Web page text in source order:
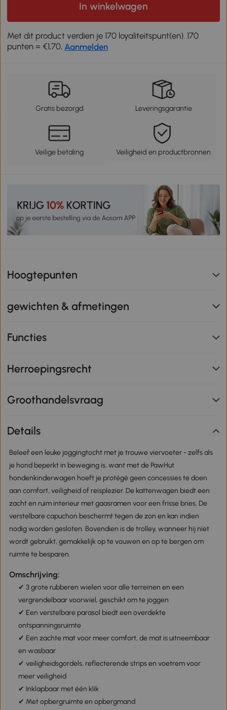
In winkelwagen
Met dit product verdien je 170 loyaliteitspunt(en). 170
punten = €1,70, Aanmelden
Gratis bezorgd Leveringsgarantie
Veilige betaling Veiligheid en productbronnen
Hoogtepunten
gewichten & afmetingen
Functies
Herroepingsrecht
Groothandelsvraag
Details
Beleef een leuke joggingtocht met je trouwe viervoeter - zelfs als
je hond beperkt in beweging is, want met de PawHut
hondenkinderwagen hoeft je protégé geen concessies te doen
aan comfort, veiligheid of reisplezier. De kattenwagen biedt een
zacht en ruim interieur met gaasramen voor een frisse bries. De
verstelbare capuchon beschermt tegen de zon en kan indien
nodig worden gesloten. Bovendien is de trolley, wanneer hij niet
wordt gebruikt, gemakkelijk op te vouwen en op te bergen om
ruimte te besparen.
Omschrijving:
✔ 3 grote rubberen wielen voor alle terreinen en een
vergrendelbaar voorwiel, geschikt om te joggen
✔ Een verstelbare parasol biedt een overdekte
ontspanningsruimte
✔ Een zachte mat voor meer comfort, de mat is uitneembaar
en wasbaar
✔ veiligheidsgordels, reflecterende strips en voetrem voor
meer veiligheid
✔ Inklapbaar met één klik
✔ Met opbergruimte en opbergmand